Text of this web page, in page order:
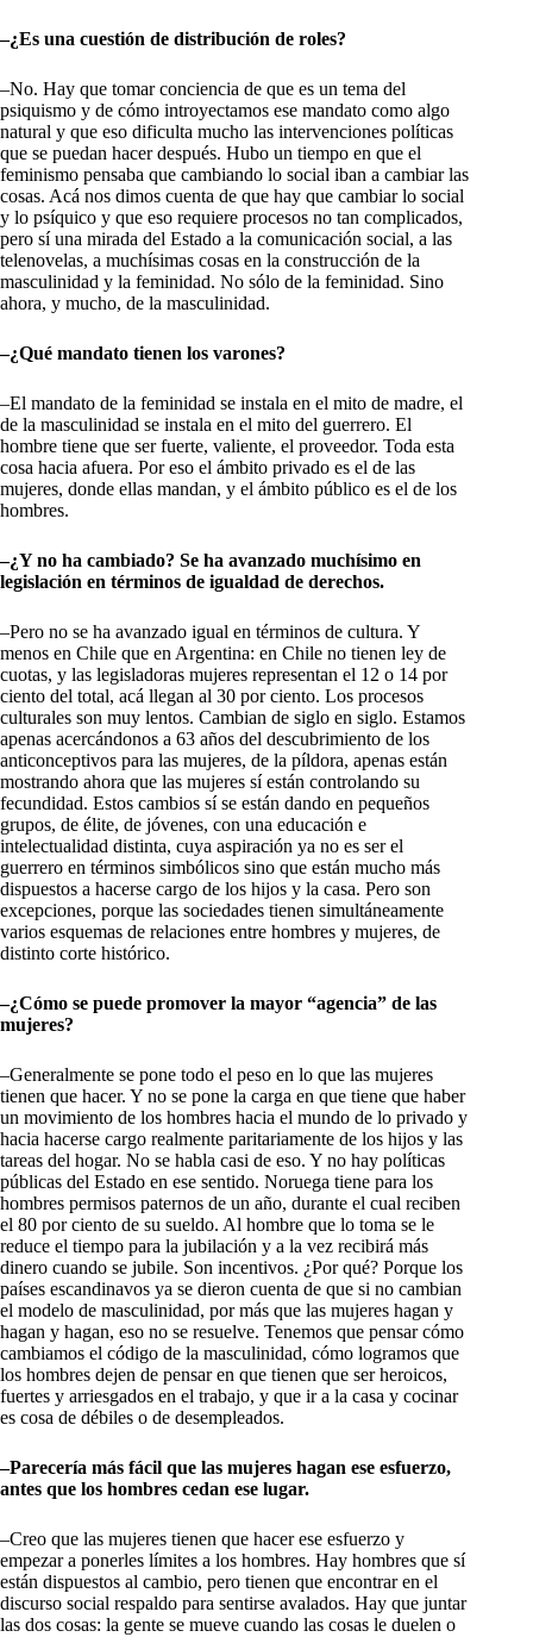
–¿Es una cuestión de distribución de roles?
–No. Hay que tomar conciencia de que es un tema del
psiquismo y de cómo introyectamos ese mandato como algo
natural y que eso dificulta mucho las intervenciones políticas
que se puedan hacer después. Hubo un tiempo en que el
feminismo pensaba que cambiando lo social iban a cambiar las
cosas. Acá nos dimos cuenta de que hay que cambiar lo social
y lo psíquico y que eso requiere procesos no tan complicados,
pero sí una mirada del Estado a la comunicación social, a las
telenovelas, a muchísimas cosas en la construcción de la
masculinidad y la feminidad. No sólo de la feminidad. Sino
ahora, y mucho, de la masculinidad.
–¿Qué mandato tienen los varones?
–El mandato de la feminidad se instala en el mito de madre, el
de la masculinidad se instala en el mito del guerrero. El
hombre tiene que ser fuerte, valiente, el proveedor. Toda esta
cosa hacia afuera. Por eso el ámbito privado es el de las
mujeres, donde ellas mandan, y el ámbito público es el de los
hombres.
–¿Y no ha cambiado? Se ha avanzado muchísimo en
legislación en términos de igualdad de derechos.
–Pero no se ha avanzado igual en términos de cultura. Y
menos en Chile que en Argentina: en Chile no tienen ley de
cuotas, y las legisladoras mujeres representan el 12 o 14 por
ciento del total, acá llegan al 30 por ciento. Los procesos
culturales son muy lentos. Cambian de siglo en siglo. Estamos
apenas acercándonos a 63 años del descubrimiento de los
anticonceptivos para las mujeres, de la píldora, apenas están
mostrando ahora que las mujeres sí están controlando su
fecundidad. Estos cambios sí se están dando en pequeños
grupos, de élite, de jóvenes, con una educación e
intelectualidad distinta, cuya aspiración ya no es ser el
guerrero en términos simbólicos sino que están mucho más
dispuestos a hacerse cargo de los hijos y la casa. Pero son
excepciones, porque las sociedades tienen simultáneamente
varios esquemas de relaciones entre hombres y mujeres, de
distinto corte histórico.
–¿Cómo se puede promover la mayor “agencia” de las
mujeres?
–Generalmente se pone todo el peso en lo que las mujeres
tienen que hacer. Y no se pone la carga en que tiene que haber
un movimiento de los hombres hacia el mundo de lo privado y
hacia hacerse cargo realmente paritariamente de los hijos y las
tareas del hogar. No se habla casi de eso. Y no hay políticas
públicas del Estado en ese sentido. Noruega tiene para los
hombres permisos paternos de un año, durante el cual reciben
el 80 por ciento de su sueldo. Al hombre que lo toma se le
reduce el tiempo para la jubilación y a la vez recibirá más
dinero cuando se jubile. Son incentivos. ¿Por qué? Porque los
países escandinavos ya se dieron cuenta de que si no cambian
el modelo de masculinidad, por más que las mujeres hagan y
hagan y hagan, eso no se resuelve. Tenemos que pensar cómo
cambiamos el código de la masculinidad, cómo logramos que
los hombres dejen de pensar en que tienen que ser heroicos,
fuertes y arriesgados en el trabajo, y que ir a la casa y cocinar
es cosa de débiles o de desempleados.
–Parecería más fácil que las mujeres hagan ese esfuerzo,
antes que los hombres cedan ese lugar.
–Creo que las mujeres tienen que hacer ese esfuerzo y
empezar a ponerles límites a los hombres. Hay hombres que sí
están dispuestos al cambio, pero tienen que encontrar en el
discurso social respaldo para sentirse avalados. Hay que juntar
las dos cosas: la gente se mueve cuando las cosas le duelen o